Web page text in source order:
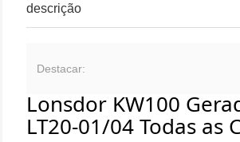
descrição
Destacar:
Lonsdor KW100
LT20-01/04 Todas as